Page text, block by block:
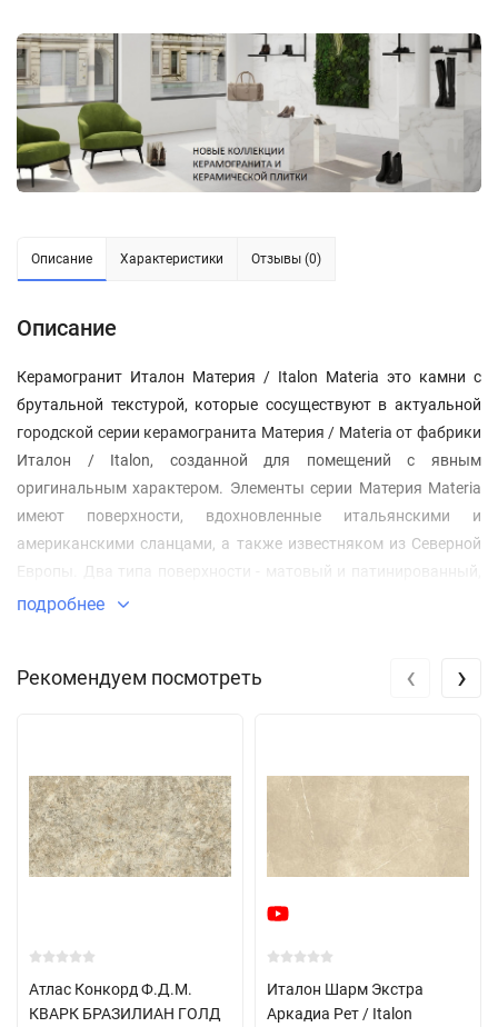
Описание Характеристики Отзывы (0)
Описание
Керамогранит Италон Материя / Italon Materia это камни с
брутальной текстурой, которые сосуществуют в актуальной
городской серии керамогранита Материя / Materia от фабрики
Италон / Italon, созданной для помещений с явным
оригинальным характером. Элементы серии Материя Materia
имеют поверхности, вдохновленные итальянскими и
американскими сланцами, а также известняком из Северной
Европы. Два типа поверхности - матовый и патинированный,
различные форматы и эклектика инновационных и
жилых, так и общественных интерьерных и экстерьерных
подробнее
Рекомендуем посмотреть
Атлас Конкорд Ф.Д.М.
КВАРК БРАЗИЛИАН ГОЛД
Италон Шарм Экстра
Аркадиа Рет / Italon
‹ ›